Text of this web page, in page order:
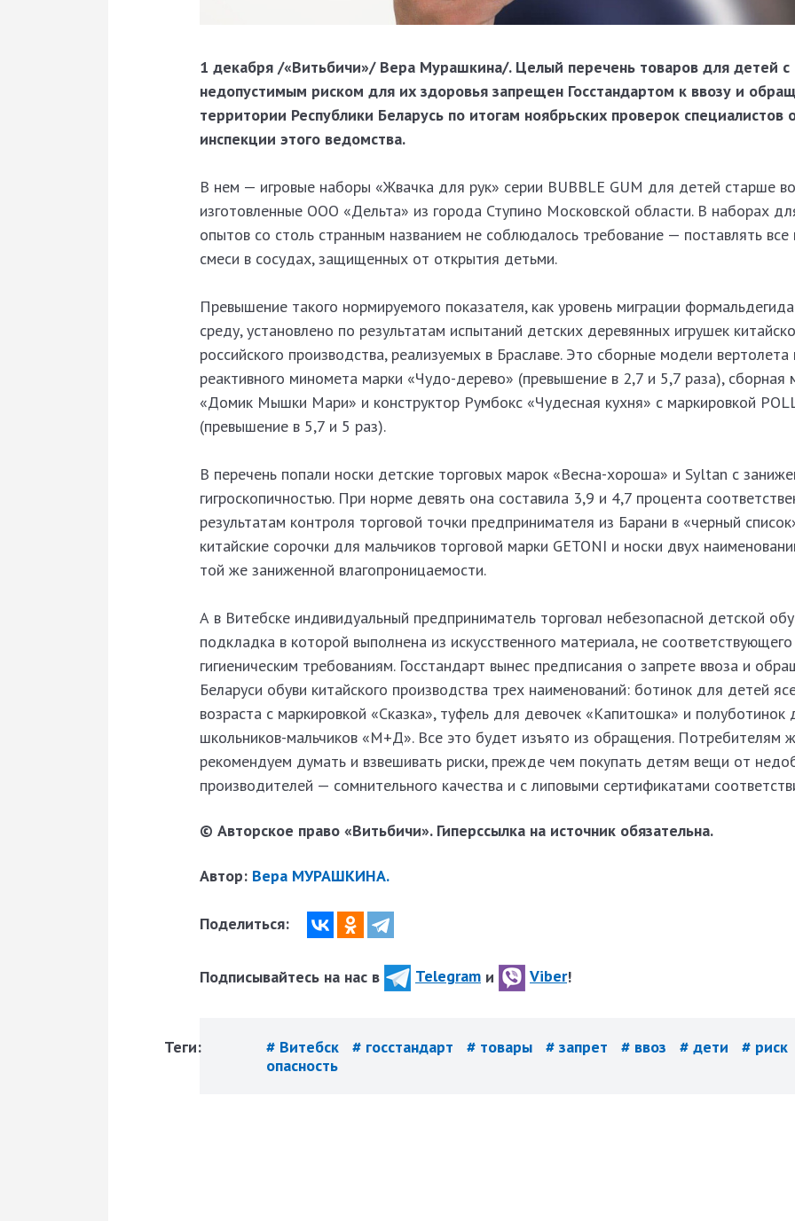
1 декабря /«Витьбичи»/ Вера Мурашкина/. Целый перечень товаров для детей с
недопустимым риском для их здоровья запрещен Госстандартом к ввозу и
территории Республики Беларусь по итогам ноябрьских проверок специалистов
инспекции этого ведомства.
В нем — игровые наборы «Жвачка для рук» серии BUBBLE GUM для детей старше
изготовленные ООО «Дельта» из города Ступино Московской области. В наборах
опытов со столь странным названием не соблюдалось требование — поставлять все
смеси в сосудах, защищенных от открытия детьми.
Превышение такого нормируемого показателя, как уровень миграции
среду, установлено по результатам испытаний детских деревянных игрушек
российского производства, реализуемых в Браславе. Это сборные модели вертолета
реактивного миномета марки «Чудо-дерево» (превышение в 2,7 и 5,7 раза), сборная
«Домик Мышки Мари» и конструктор Румбокс «Чудесная кухня» с маркировкой
(превышение в 5,7 и 5 раз).
В перечень попали носки детские торговых марок «Весна-хороша» и Syltan с
гигроскопичнос­тью. При норме девять она составила 3,9 и 4,7 процента
результатам контроля торговой точки предпринимателя из Барани в «черный
китайские сорочки для мальчиков торговой марки GETONI и носки двух
той же заниженной влагопроницаемости.
А в Витебске индивидуальный предприниматель торговал небезопасной детской
подкладка в которой выполнена из искусственного материала, не соответствующего
гигиеническим требованиям. Госстандарт вынес предписания о запрете ввоза и
Беларуси обуви китайского производства трех наименований: ботинок для детей
возраста с маркировкой «Сказка», туфель для девочек «Капитошка» и полуботинок
школьников-мальчиков «М+Д». Все это будет изъято из обращения. Потребителям
рекомендуем думать и взвешивать риски, прежде чем покупать детям вещи от
производителей — сомнительного качества и с липовыми сертификатами
© Авторское право «Витьбичи». Гиперссылка на источник обязательна.
Автор: Вера МУРАШКИНА.
Поделиться:
Подписывайтесь на нас в Telegram и Viber!
Теги: # Витебск # госстандарт # товары # запрет # ввоз # дети
# риск
опасность